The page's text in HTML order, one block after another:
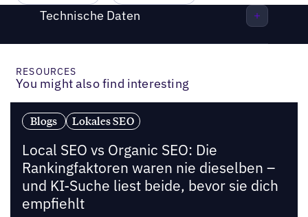
Technische Daten
RESOURCES
You might also find interesting
Blogs Lokales SEO
Local SEO vs Organic SEO: Die
Rankingfaktoren waren nie dieselben –
und KI-Suche liest beide, bevor sie dich
empfiehlt